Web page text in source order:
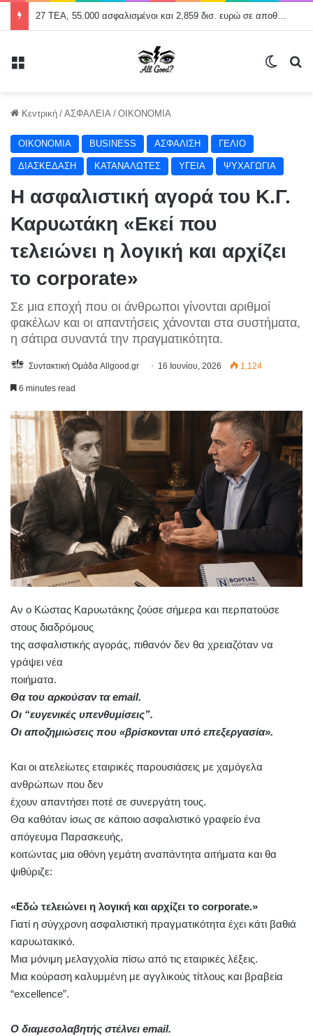
27 ΤΕΑ, 55.000 ασφαλισμένοι και 2,859 δισ. ευρώ σε αποθεματικά
Κεντρική / ΑΣΦΑΛΕΙΑ / ΟΙΚΟΝΟΜΙΑ
ΟΙΚΟΝΟΜΙΑ BUSINESS ΑΣΦΑΛΙΣΗ ΓΕΛΙΟ
ΔΙΑΣΚΕΔΑΣΗ ΚΑΤΑΝΑΛΩΤΕΣ ΥΓΕΙΑ ΨΥΧΑΓΩΓΙΑ
Η ασφαλιστική αγορά του Κ.Γ.
Καρυωτάκη «Εκεί που
τελειώνει η λογική και αρχίζει
το corporate»
Σε μια εποχή που οι άνθρωποι γίνονται αριθμοί
φακέλων και οι απαντήσεις χάνονται στα συστήματα,
η σάτιρα συναντά την πραγματικότητα.
Συντακτική Ομάδα Allgood.gr 16 Ιουνίου, 2026 1,124
6 minutes read
Αν ο Κώστας Καρυωτάκης ζούσε σήμερα και περπατούσε
στους διαδρόμους
της ασφαλιστικής αγοράς, πιθανόν δεν θα χρειαζόταν να
γράψει νέα
ποιήματα.
Θα του αρκούσαν τα email.
Οι “ευγενικές υπενθυμίσεις”.
Οι αποζημιώσεις που «βρίσκονται υπό επεξεργασία».
Και οι ατελείωτες εταιρικές παρουσιάσεις με χαμόγελα
ανθρώπων που δεν
έχουν απαντήσει ποτέ σε συνεργάτη τους.
Θα καθόταν ίσως σε κάποιο ασφαλιστικό γραφείο ένα
απόγευμα Παρασκευής,
κοιτώντας μια οθόνη γεμάτη αναπάντητα αιτήματα και θα
ψιθύριζε:
«Εδώ τελειώνει η λογική και αρχίζει το corporate.»
Γιατί η σύγχρονη ασφαλιστική πραγματικότητα έχει κάτι βαθιά
καρυωτακικό.
Μια μόνιμη μελαγχολία πίσω από τις εταιρικές λέξεις.
Μια κούραση καλυμμένη με αγγλικούς τίτλους και βραβεία
“excellence”.
Ο διαμεσολαβητής στέλνει email.